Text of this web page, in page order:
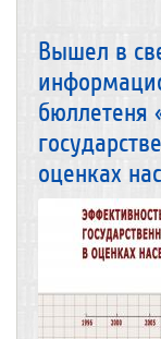
Вышел в
бюллетеня
оценках